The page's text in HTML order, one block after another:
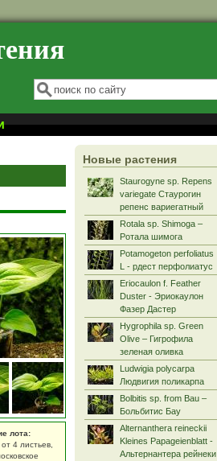
Форма поиска
Поиск
лота:
4 листьев,
Новые растения
Staurogyne sp. Repens
variegate Стаурогин
репенс вариегатный
Rotala sp. Shimoga –
Ротала шимога
Potamogeton perfoliatus
L - рдест перфолиатус
Eriocaulon f. Feather
Duster - Эриокаулон
Фазер Дастер
Hygrophila sp. Green
Olive – Гигрофила
зеленая оливка
Ludwigia polycarpa
Людвигия поликарпа
Bolbitis sp. from Bau –
Больбитис Бау
Alternanthera reineckii
Kleines Papageienblatt -
Альтернантера рейнеки